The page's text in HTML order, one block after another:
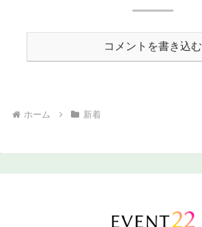
コメントを書き込む
ホーム 新着